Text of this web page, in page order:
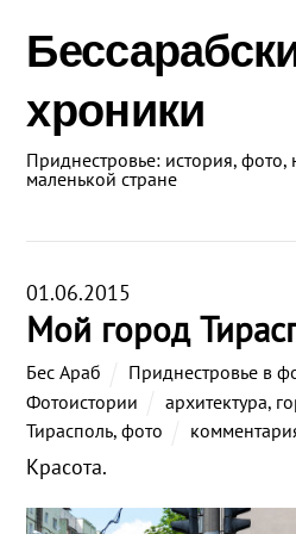
хроники
Приднестровье: история,
маленькой стране
01.06.2015
Мой город
Бес Араб Приднестровье в
Фотоистории
архитектура,
Тирасполь,фото
Красота.